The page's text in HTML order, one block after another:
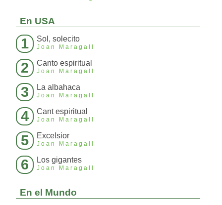
En USA
1 Sol, solecito
Joan Maragall
2 Canto espiritual
Joan Maragall
3 La albahaca
Joan Maragall
4 Cant espiritual
Joan Maragall
5 Excelsior
Joan Maragall
6 Los gigantes
Joan Maragall
En el Mundo